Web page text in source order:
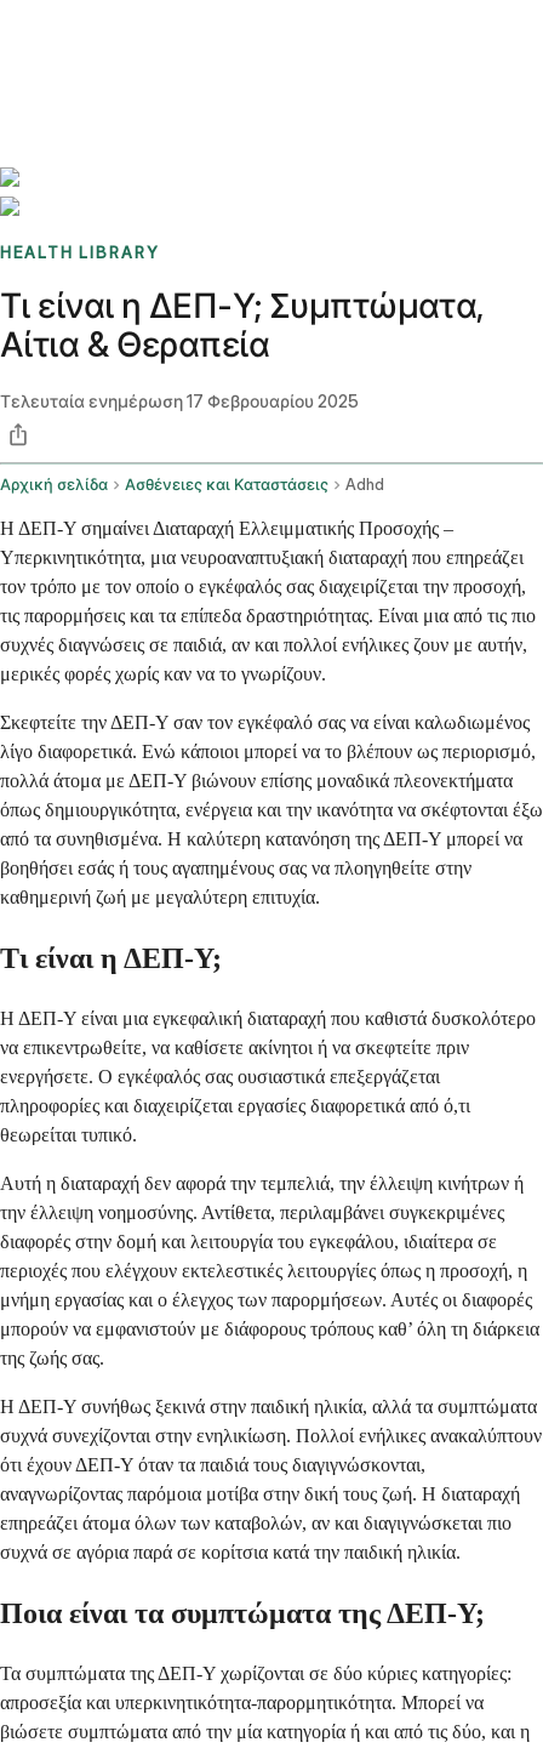
HEALTH LIBRARY
Τι είναι η ΔΕΠ-Υ; Συμπτώματα,
Αίτια & Θεραπεία
Τελευταία ενημέρωση17 Φεβρουαρίου 2025
Αρχική σελίδα Ασθένειες και Καταστάσεις Adhd
Η ΔΕΠ-Υ σημαίνει Διαταραχή Ελλειμματικής Προσοχής –
Υπερκινητικότητα, μια νευροαναπτυξιακή διαταραχή που επηρεάζει
τον τρόπο με τον οποίο ο εγκέφαλός σας διαχειρίζεται την προσοχή,
τις παρορμήσεις και τα επίπεδα δραστηριότητας. Είναι μια από τις πιο
συχνές διαγνώσεις σε παιδιά, αν και πολλοί ενήλικες ζουν με αυτήν,
μερικές φορές χωρίς καν να το γνωρίζουν.
Σκεφτείτε την ΔΕΠ-Υ σαν τον εγκέφαλό σας να είναι καλωδιωμένος
λίγο διαφορετικά. Ενώ κάποιοι μπορεί να το βλέπουν ως περιορισμό,
πολλά άτομα με ΔΕΠ-Υ βιώνουν επίσης μοναδικά πλεονεκτήματα
όπως δημιουργικότητα, ενέργεια και την ικανότητα να σκέφτονται έξω
από τα συνηθισμένα. Η καλύτερη κατανόηση της ΔΕΠ-Υ μπορεί να
βοηθήσει εσάς ή τους αγαπημένους σας να πλοηγηθείτε στην
καθημερινή ζωή με μεγαλύτερη επιτυχία.
Τι είναι η ΔΕΠ-Υ;
Η ΔΕΠ-Υ είναι μια εγκεφαλική διαταραχή που καθιστά δυσκολότερο
να επικεντρωθείτε, να καθίσετε ακίνητοι ή να σκεφτείτε πριν
ενεργήσετε. Ο εγκέφαλός σας ουσιαστικά επεξεργάζεται
πληροφορίες και διαχειρίζεται εργασίες διαφορετικά από ό,τι
θεωρείται τυπικό.
Αυτή η διαταραχή δεν αφορά την τεμπελιά, την έλλειψη κινήτρων ή
την έλλειψη νοημοσύνης. Αντίθετα, περιλαμβάνει συγκεκριμένες
διαφορές στην δομή και λειτουργία του εγκεφάλου, ιδιαίτερα σε
περιοχές που ελέγχουν εκτελεστικές λειτουργίες όπως η προσοχή, η
μνήμη εργασίας και ο έλεγχος των παρορμήσεων. Αυτές οι διαφορές
μπορούν να εμφανιστούν με διάφορους τρόπους καθ’ όλη τη διάρκεια
της ζωής σας.
Η ΔΕΠ-Υ συνήθως ξεκινά στην παιδική ηλικία, αλλά τα συμπτώματα
συχνά συνεχίζονται στην ενηλικίωση. Πολλοί ενήλικες ανακαλύπτουν
ότι έχουν ΔΕΠ-Υ όταν τα παιδιά τους διαγιγνώσκονται,
αναγνωρίζοντας παρόμοια μοτίβα στην δική τους ζωή. Η διαταραχή
επηρεάζει άτομα όλων των καταβολών, αν και διαγιγνώσκεται πιο
συχνά σε αγόρια παρά σε κορίτσια κατά την παιδική ηλικία.
Ποια είναι τα συμπτώματα της ΔΕΠ-Υ;
Τα συμπτώματα της ΔΕΠ-Υ χωρίζονται σε δύο κύριες κατηγορίες:
απροσεξία και υπερκινητικότητα-παρορμητικότητα. Μπορεί να
βιώσετε συμπτώματα από την μία κατηγορία ή και από τις δύο, και η